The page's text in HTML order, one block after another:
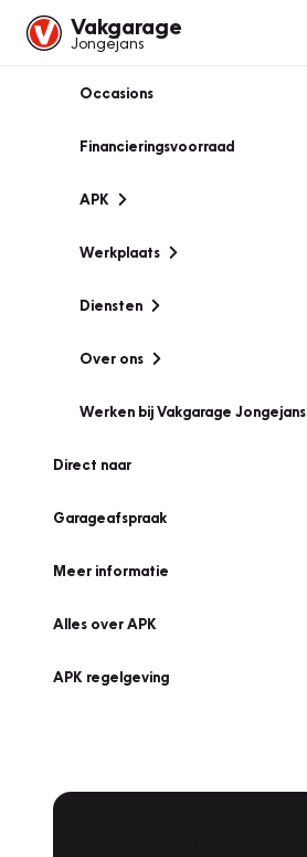
Vakgarage
Jongejans
Occasions
Financieringsvoorraad
APK
Werkplaats
Diensten
Over ons
Werken bij Vakgarage Jongejans
Direct naar
Garageafspraak
Meer informatie
Alles over APK
APK regelgeving